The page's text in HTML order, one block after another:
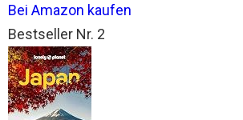
Bei Amazon kaufen
Bestseller Nr. 2